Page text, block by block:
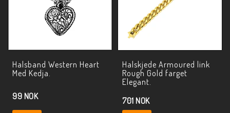
Halsband Western Heart
Med Kedja.
99 NOK
Halskjede Armoured link
Rough Gold farget
Elegant.
701 NOK